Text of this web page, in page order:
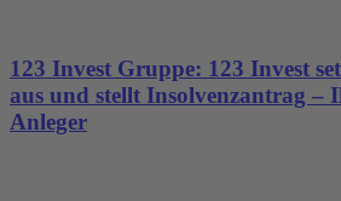
123 Invest Gruppe: 123 Invest
aus und stellt Insolvenzantrag –
Anleger